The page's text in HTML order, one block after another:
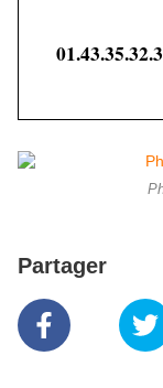
Partager